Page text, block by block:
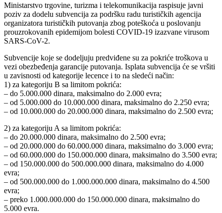
Ministarstvo trgovine, turizma i telekomunikacija raspisuje javni
poziv za dodelu subvencija za podršku radu turističkih agencija
organizatora turističkih putovanja zbog poteškoća u poslovanju
prouzrokovanih epidemijom bolesti COVID-19 izazvane virusom
SARS-CoV-2.
Subvencije koje se dodeljuju predviđene su za pokriće troškova u
vezi obezbeđenja garancije putovanja. Isplata subvencija će se vršiti
u zavisnosti od kategorije lecence i to na sledeći način:
1) za kategoriju B sa limitom pokrića:
– do 5.000.000 dinara, maksimalno do 2.000 evra;
– od 5.000.000 do 10.000.000 dinara, maksimalno do 2.250 evra;
– od 10.000.000 do 20.000.000 dinara, maksimalno do 2.500 evra;
2) za kategoriju A sa limitom pokrića:
– do 20.000.000 dinara, maksimalno do 2.500 evra;
– od 20.000.000 do 60.000.000 dinara, maksimalno do 3.000 evra;
– od 60.000.000 do 150.000.000 dinara, maksimalno do 3.500 evra;
– od 150.000.000 do 500.000.000 dinara, maksimalno do 4.000
evra;
– od 500.000.000 do 1.000.000.000 dinara, maksimalno do 4.500
evra;
– preko 1.000.000.000 do 150.000.000 dinara, maksimalno do
5.000 evra.